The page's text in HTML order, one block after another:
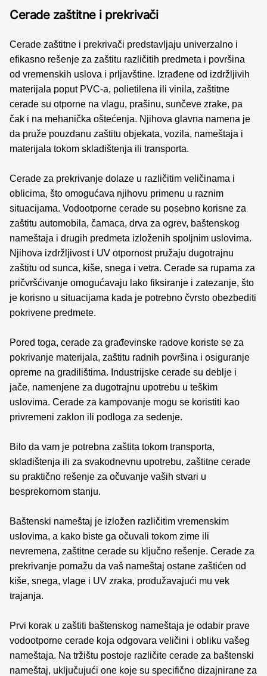
Cerade zaštitne i prekrivači
Cerade zaštitne i prekrivači predstavljaju univerzalno i
efikasno rešenje za zaštitu različitih predmeta i površina
od vremenskih uslova i prljavštine. Izrađene od izdržljivih
materijala poput PVC-a, polietilena ili vinila, zaštitne
cerade su otporne na vlagu, prašinu, sunčeve zrake, pa
čak i na mehanička oštećenja. Njihova glavna namena je
da pruže pouzdanu zaštitu objekata, vozila, nameštaja i
materijala tokom skladištenja ili transporta.
Cerade za prekrivanje dolaze u različitim veličinama i
oblicima, što omogućava njihovu primenu u raznim
situacijama. Vodootporne cerade su posebno korisne za
zaštitu automobila, čamaca, drva za ogrev, baštenskog
nameštaja i drugih predmeta izloženih spoljnim uslovima.
Njihova izdržljivost i UV otpornost pružaju dugotrajnu
zaštitu od sunca, kiše, snega i vetra. Cerade sa rupama za
pričvršćivanje omogućavaju lako fiksiranje i zatezanje, što
je korisno u situacijama kada je potrebno čvrsto obezbediti
pokrivene predmete.
Pored toga, cerade za građevinske radove koriste se za
pokrivanje materijala, zaštitu radnih površina i osiguranje
opreme na gradilištima. Industrijske cerade su deblje i
jače, namenjene za dugotrajnu upotrebu u teškim
uslovima. Cerade za kampovanje mogu se koristiti kao
privremeni zaklon ili podloga za sedenje.
Bilo da vam je potrebna zaštita tokom transporta,
skladištenja ili za svakodnevnu upotrebu, zaštitne cerade
su praktično rešenje za očuvanje vaših stvari u
besprekornom stanju.
Baštenski nameštaj je izložen različitim vremenskim
uslovima, a kako biste ga očuvali tokom zime ili
nevremena, zaštitne cerade su ključno rešenje. Cerade za
prekrivanje pomažu da vaš nameštaj ostane zaštićen od
kiše, snega, vlage i UV zraka, produžavajući mu vek
trajanja.
Prvi korak u zaštiti baštenskog nameštaja je odabir prave
vodootporne cerade koja odgovara veličini i obliku vašeg
nameštaja. Na tržištu postoje različite cerade za baštenski
nameštaj, uključujući one koje su specifično dizajnirane za